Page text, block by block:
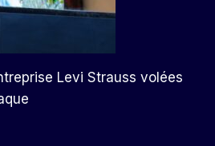
Levi Strauss volées